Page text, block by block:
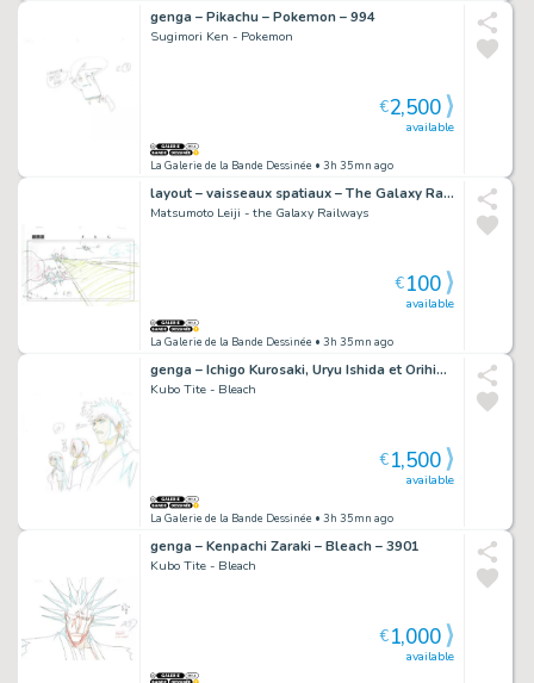
genga – Pikachu – Pokemon – 994
Sugimori Ken - Pokemon
La Galerie de la Bande Dessinée • 3h 35mn ago
available
€2,500
layout – vaisseaux spatiaux – The Galaxy Railways – 936
Matsumoto Leiji - the Galaxy Railways
La Galerie de la Bande Dessinée • 3h 35mn ago
available
€100
genga – Ichigo Kurosaki, Uryu Ishida et Orihime Inoue – Bleach – 420
Kubo Tite - Bleach
La Galerie de la Bande Dessinée • 3h 35mn ago
available
€1,500
genga – Kenpachi Zaraki – Bleach – 3901
Kubo Tite - Bleach
available
€1,000